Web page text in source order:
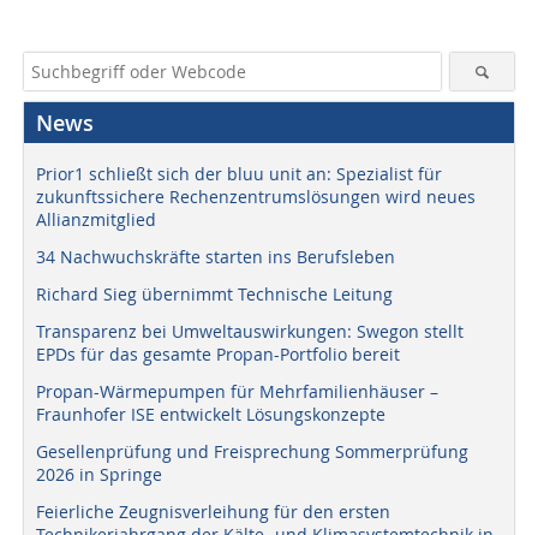
News
Prior1 schließt sich der bluu unit an: Spezialist für
zukunftssichere Rechenzentrumslösungen wird neues
Allianzmitglied
34 Nachwuchskräfte starten ins Berufsleben
Richard Sieg übernimmt Technische Leitung
Transparenz bei Umweltauswirkungen: Swegon stellt
EPDs für das gesamte Propan-Portfolio bereit
Propan-Wärmepumpen für Mehrfamilienhäuser –
Fraunhofer ISE entwickelt Lösungskonzepte
Gesellenprüfung und Freisprechung Sommerprüfung
2026 in Springe
Feierliche Zeugnisverleihung für den ersten